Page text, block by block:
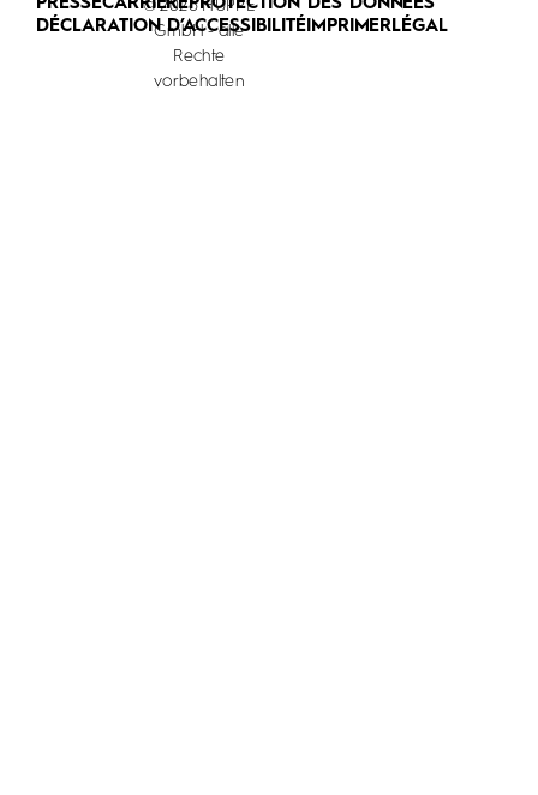
PRESSECARRIÈREPROTECTION DES DONNÉES
DÉCLARATION D’ACCESSIBILITÉIMPRIMER LÉGAL
© 2026 HÜPPE
GmbH - alle
Rechte
vorbehalten